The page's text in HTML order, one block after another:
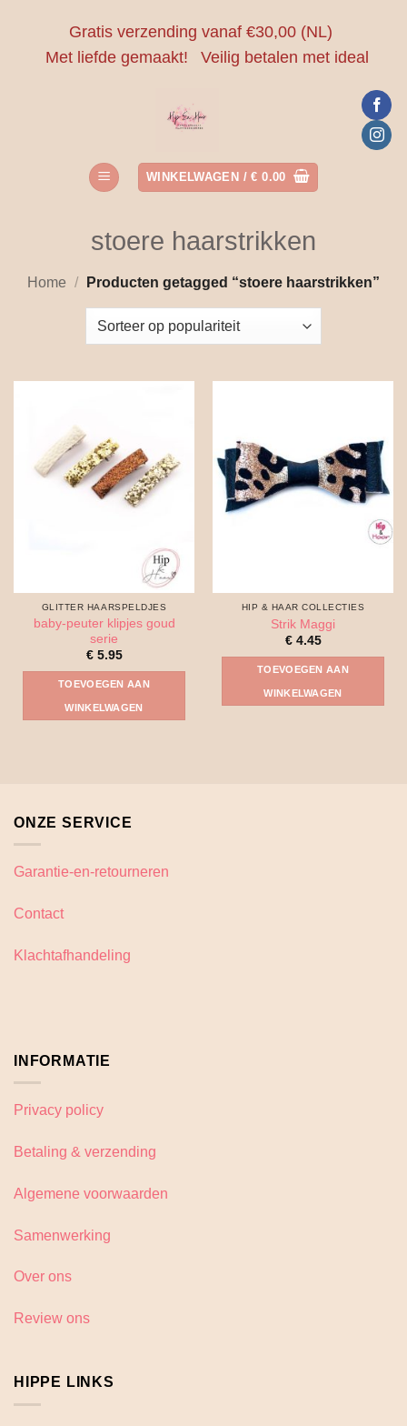
Gratis verzending vanaf €30,00 (NL)
Met liefde gemaakt!
Veilig betalen met ideal
WINKELWAGEN /€ 0.00
stoere haarstrikken
Home / Producten getagged “stoere haarstrikken”
GLITTER HAARSPELDJES
baby-peuter klipjes goud
serie
€5.95
TOEVOEGEN AAN
WINKELWAGEN
HIP & HAAR COLLECTIES
Strik Maggi
€4.45
TOEVOEGEN AAN
WINKELWAGEN
ONZE SERVICE
Garantie-en-retourneren
Contact
Klachtafhandeling
INFORMATIE
Privacy policy
Betaling & verzending
Algemene voorwaarden
Samenwerking
Over ons
Review ons
HIPPE LINKS